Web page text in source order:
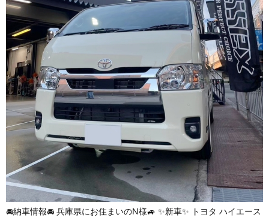
🚘納車情報🚘 兵庫県にお住まいのN様🚙 ✨新車✨ トヨタ ハイエース